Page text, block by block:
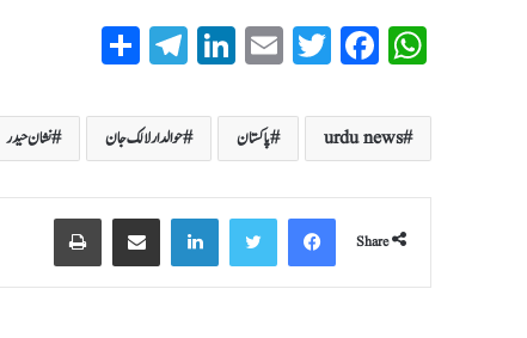
W
ha
ts
A
pp
Fa
ce
bo
ok
T
wi
tte
r
E
m
ail
Li
nk
ed
In
T
el
eg
ra
m
re urdu news پاکستان حوالدار لالک جان نشان حیدر
Share